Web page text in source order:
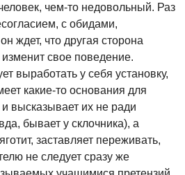
чем-то недовольный. Раз
с обидами,
ждет, что другая сторона
свое поведение.
выработать у себя установку,
какие-то основания для
высказывает их не ради
бывает у склочника), а
заставляет переживать,
не следует сразу же